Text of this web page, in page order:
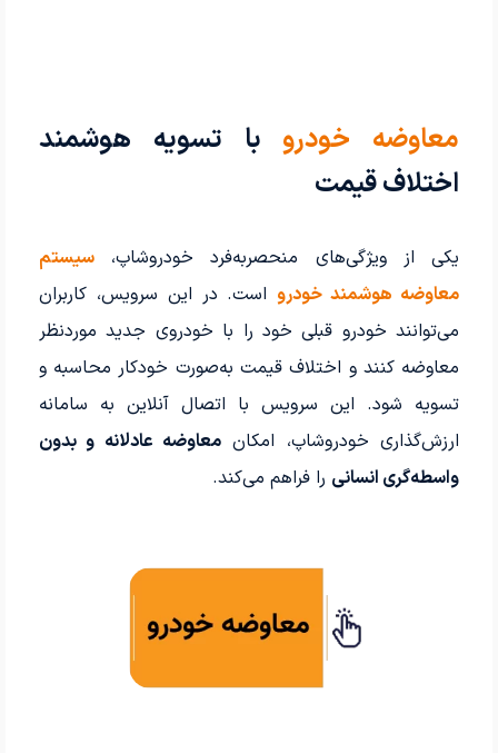
معاوضه خودروبا تسویه هوشمند
اختلاف قیمت
یکی از ویژگی‌های منحصربه‌فرد خودروشاپ،سیستم
معاوضه هوشمند خودرواست. در این سرویس، کاربران
می‌توانند خودرو قبلی خود را با خودروی جدید موردنظر
معاوضه کنند و اختلاف قیمت به‌صورت خودکار محاسبه و
تسویه شود. این سرویس با اتصال آنلاین به سامانه
ارزش‌گذاری خودروشاپ، امکان معاوضه عادلانه و بدون
واسطه‌گری انسانی را فراهم می‌کند.